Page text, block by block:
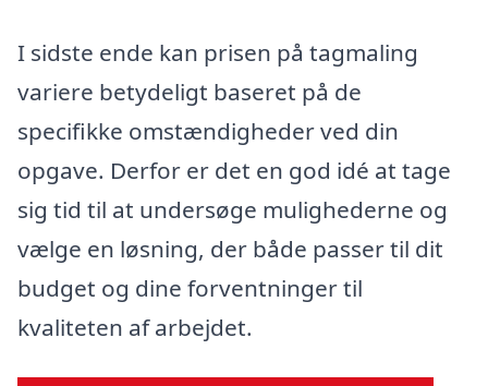
I sidste ende kan prisen på tagmaling
variere betydeligt baseret på de
specifikke omstændigheder ved din
opgave. Derfor er det en god idé at tage
sig tid til at undersøge mulighederne og
vælge en løsning, der både passer til dit
budget og dine forventninger til
kvaliteten af arbejdet.